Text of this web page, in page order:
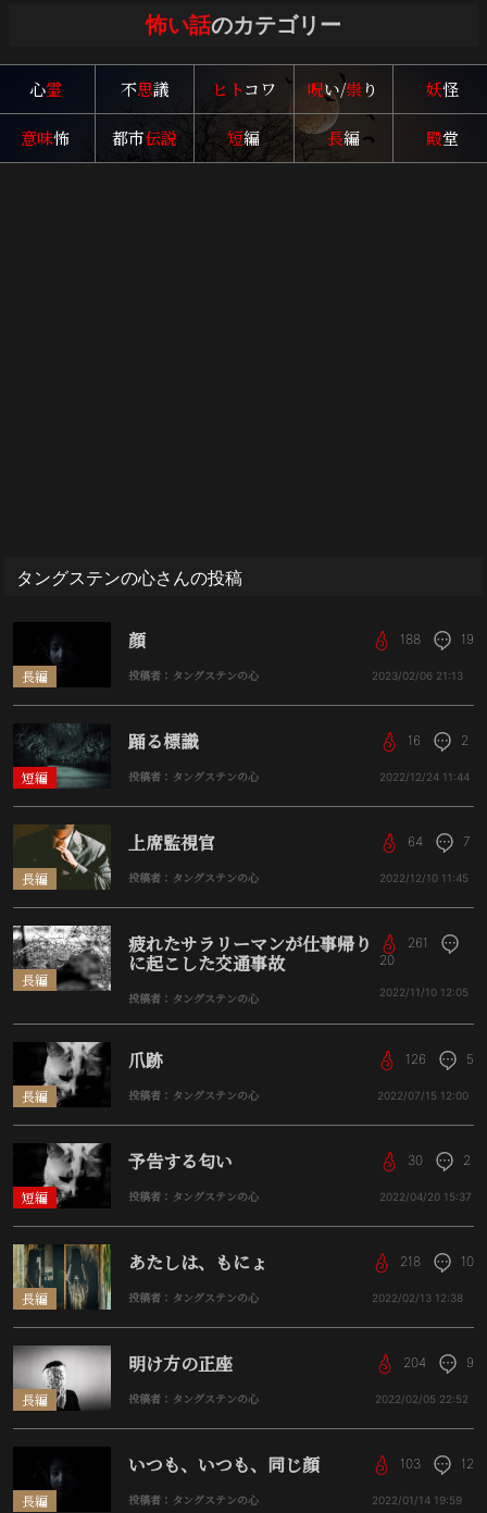
怖い話のカテゴリー
心霊 不思議 ヒトコワ 呪い/祟り 妖怪
意味怖 都市伝説 短編 長編 殿堂
タングステンの心さんの投稿
長編
顔
投稿者：タングステンの心
188 19
2023/02/06 21:13
短編
踊る標識
投稿者：タングステンの心
16 2
2022/12/24 11:44
長編
上席監視官
投稿者：タングステンの心
64 7
2022/12/10 11:45
長編
疲れたサラリーマンが仕事帰り
に起こした交通事故
投稿者：タングステンの心
261
20
2022/11/10 12:05
長編
爪跡
投稿者：タングステンの心
126 5
2022/07/15 12:00
短編
予告する匂い
投稿者：タングステンの心
30 2
2022/04/20 15:37
長編
あたしは、もにょ
投稿者：タングステンの心
218 10
2022/02/13 12:38
長編
明け方の正座
投稿者：タングステンの心
204 9
2022/02/05 22:52
長編
いつも、いつも、同じ顔
投稿者：タングステンの心
103 12
2022/01/14 19:59